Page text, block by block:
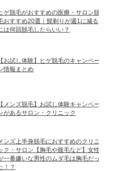
ゲ脱毛がおすすめの医療・サロン脱
おすすめ20選｜髭剃りが週1に減る
は何回脱毛したらいい？
【お試し体験】ヒゲ脱毛のキャンペー
情報まとめ
【メンズ脱毛】お試し体験キャンペー
があるサロン・クリニック
ンズ上半身脱毛におすすめのクリニ
ク・サロン【胸毛や腹毛など】女性
一番嫌いな男性のムダ毛は胸毛だっ
！？